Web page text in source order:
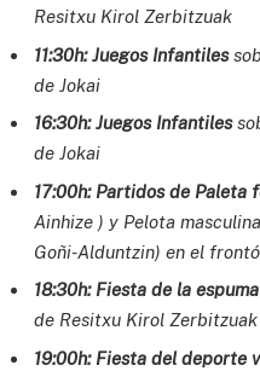
Resitxu Kirol Zerbitzuak
11:30h: Juegos Infantiles
de Jokai
16:30h: Juegos Infantiles
de Jokai
17:00h: Partidos de Paleta
Ainhize ) y Pelota masculina
Goñi-Alduntzin) en el
18:30h: Fiesta de la espuma
de Resitxu Kirol Zerbitzuak
19:00h: Fiesta del deporte